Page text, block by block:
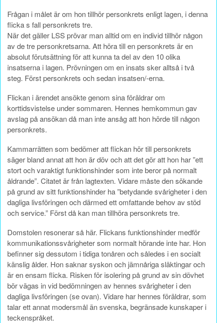
Frågan i målet är om hon tillhör personkrets enligt lagen, i denna
flicka s fall personkrets tre.
När det gäller LSS prövar man alltid om en individ tillhör någon
av de tre personkretsarna. Att höra till en personkrets är en
absolut förutsättning för att kunna ta del av den 10 olika
insatserna i lagen. Prövningen om en insats sker alltså i två
steg. Först personkrets och sedan insatsen/-erna.
Flickan i ärendet ansökte genom sina föräldrar om
korttidsvistelse under sommaren. Hennes hemkommun gav
avslag på ansökan då man inte ansåg att hon hörde till någon
personkrets.
Kammarrätten som bedömer att flickan hör till personkrets
säger bland annat att hon är döv och att det gör att hon har ”ett
stort och varaktigt funktionshinder som inte beror på normalt
åldrande”. Citatet är från lagtexten. Vidare måste den sökande
på grund av sitt funktionshinder ha ”betydande svårigheter i den
dagliga livsföringen och därmed ett omfattande behov av stöd
och service.” Först då kan man tillhöra personkrets tre.
Domstolen resonerar så här. Flickans funktionshinder medför
kommunikationssvårigheter som normalt hörande inte har. Hon
befinner sig dessutom i tidiga tonåren och således i en socialt
känslig ålder. Hon saknar syskon och jämnåriga släktingar och
är en ensam flicka. Risken för isolering på grund av sin dövhet
bör vägas in vid bedömningen av hennes svårigheter i den
dagliga livsföringen (se ovan). Vidare har hennes föräldrar, som
talar ett annat modersmål än svenska, begränsade kunskaper i
teckenspråket.